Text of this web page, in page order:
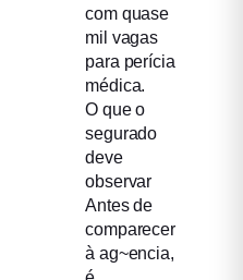
com quase
mil vagas
para perícia
médica.
O que o
segurado
deve
observar
Antes de
comparecer
à ag~encia,